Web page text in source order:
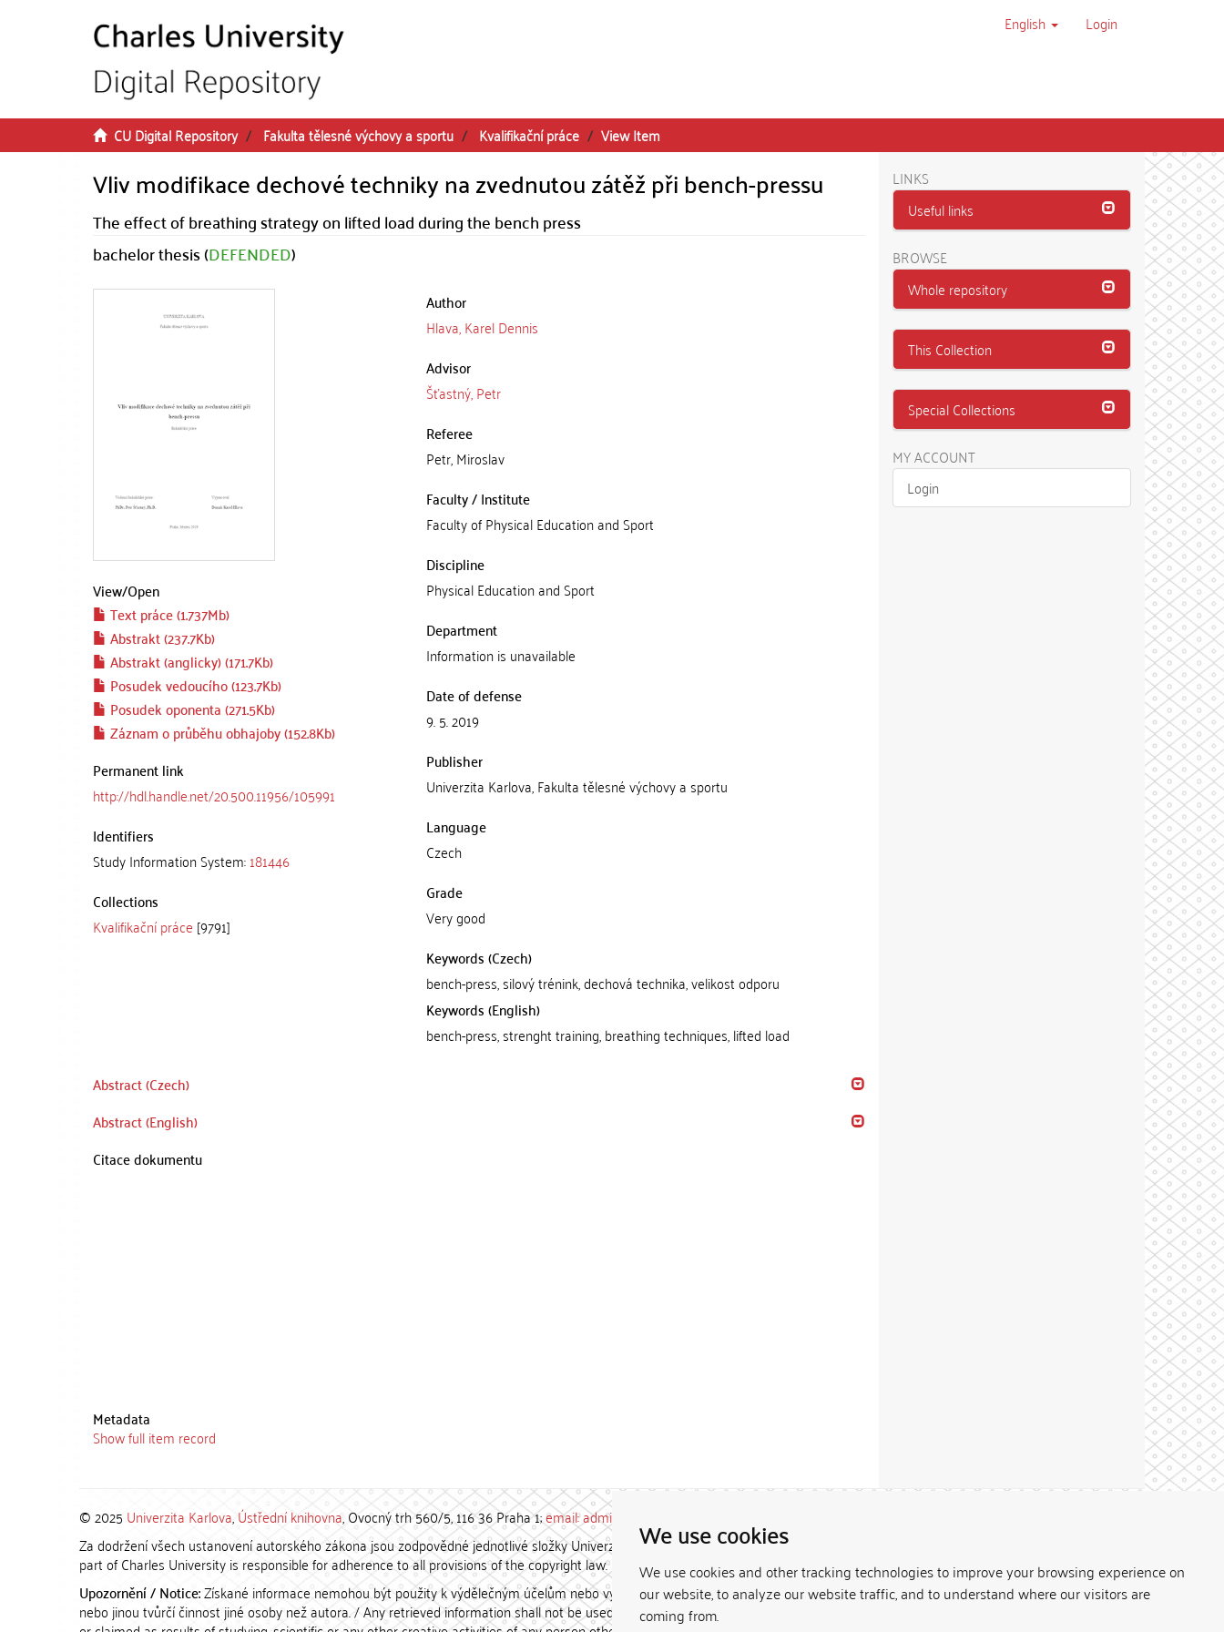
We use cookies
We use cookies and other tracking technologies to improve your browsing experience on
our website, to analyze our website traffic, and to understand where our visitors are
coming from.
English Login
CU Digital Repository Fakulta tělesné výchovy a sportu Kvalifikační práce View Item
Vliv modifikace dechové techniky na zvednutou zátěž při bench-pressu
The effect of breathing strategy on lifted load during the bench press
bachelor thesis (DEFENDED)
View/Open
Text práce (1.737Mb)
Abstrakt (237.7Kb)
Abstrakt (anglicky) (171.7Kb)
Posudek vedoucího (123.7Kb)
Posudek oponenta (271.5Kb)
Záznam o průběhu obhajoby (152.8Kb)
Permanent link
http://hdl.handle.net/20.500.11956/105991
Identifiers
Study Information System:181446
Collections
Kvalifikační práce [9791]
Author
Hlava, Karel Dennis
Advisor
Šťastný, Petr
Referee
Petr, Miroslav
Faculty / Institute
Faculty of Physical Education and Sport
Discipline
Physical Education and Sport
Department
Information is unavailable
Date of defense
9. 5. 2019
Publisher
Univerzita Karlova, Fakulta tělesné výchovy a sportu
Language
Czech
Grade
Very good
Keywords (Czech)
bench-press, silový trénink, dechová technika, velikost odporu
Keywords (English)
bench-press, strenght training, breathing techniques, lifted load
Abstract (Czech)
Abstract (English)
Citace dokumentu
Metadata
Show full item record
LINKS
Useful links
BROWSE
Whole repository
This Collection
Special Collections
MY ACCOUNT
Login
© 2025 Univerzita Karlova,Ústřední knihovna, Ovocný trh 560/5, 116 36 Praha 1;email: admin-repozitar [at] cuni.cz
Za dodržení všech ustanovení autorského zákona jsou zodpovědné jednotlivé složky Univerzity Karlovy. / Each constituent
part of Charles University is responsible for adherence to all provisions of the copyright law.
Upozornění / Notice:Získané informace nemohou být použity k výdělečným účelům nebo vydávány za studijní, vědeckou
nebo jinou tvůrčí činnost jiné osoby než autora. / Any retrieved information shall not be used for any commercial purposes